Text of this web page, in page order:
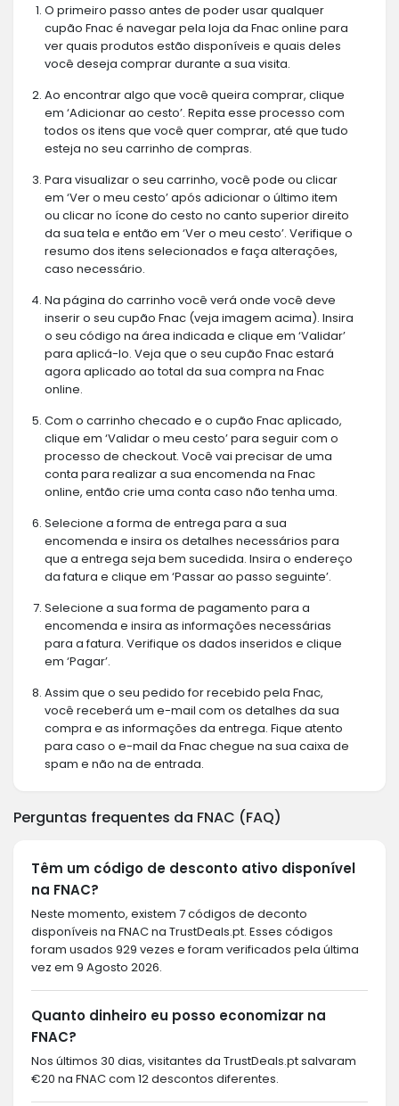
O primeiro passo antes de poder usar qualquer
cupão Fnac é navegar pela loja da Fnac online para
ver quais produtos estão disponíveis e quais deles
você deseja comprar durante a sua visita.
Ao encontrar algo que você queira comprar, clique
em ‘Adicionar ao cesto’. Repita esse processo com
todos os itens que você quer comprar, até que tudo
esteja no seu carrinho de compras.
Para visualizar o seu carrinho, você pode ou clicar
em ‘Ver o meu cesto’ após adicionar o último item
ou clicar no ícone do cesto no canto superior direito
da sua tela e então em ‘Ver o meu cesto’. Verifique o
resumo dos itens selecionados e faça alterações,
caso necessário.
Na página do carrinho você verá onde você deve
inserir o seu cupão Fnac (veja imagem acima). Insira
o seu código na área indicada e clique em ‘Validar’
para aplicá-lo. Veja que o seu cupão Fnac estará
agora aplicado ao total da sua compra na Fnac
online.
Com o carrinho checado e o cupão Fnac aplicado,
clique em ‘Validar o meu cesto’ para seguir com o
processo de checkout. Você vai precisar de uma
conta para realizar a sua encomenda na Fnac
online, então crie uma conta caso não tenha uma.
Selecione a forma de entrega para a sua
encomenda e insira os detalhes necessários para
que a entrega seja bem sucedida. Insira o endereço
da fatura e clique em ‘Passar ao passo seguinte’.
Selecione a sua forma de pagamento para a
encomenda e insira as informações necessárias
para a fatura. Verifique os dados inseridos e clique
em ‘Pagar’.
Assim que o seu pedido for recebido pela Fnac,
você receberá um e-mail com os detalhes da sua
compra e as informações da entrega. Fique atento
para caso o e-mail da Fnac chegue na sua caixa de
spam e não na de entrada.
Perguntas frequentes da FNAC (FAQ)
Têm um código de desconto ativo disponível
na FNAC?
Neste momento, existem 7 códigos de deconto
disponíveis na FNAC na TrustDeals.pt. Esses códigos
foram usados 929 vezes e foram verificados pela última
vez em 9 Agosto 2026.
Quanto dinheiro eu posso economizar na
FNAC?
Nos últimos 30 dias, visitantes da TrustDeals.pt salvaram
€20 na FNAC com 12 descontos diferentes.